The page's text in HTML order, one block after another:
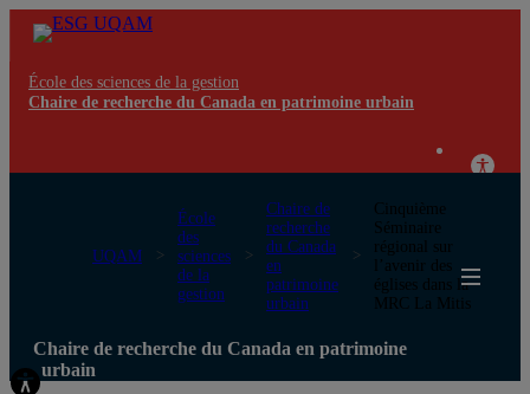
École des sciences de la gestion
Chaire de recherche du Canada en patrimoine urbain
UQAM
École
des
sciences
de la
gestion
Chaire de
recherche
du Canada
en
patrimoine
urbain
Cinquième
Séminaire
régional sur
l’avenir des
églises dans la
MRC La Mitis
Chaire de recherche du Canada en patrimoine
urbain